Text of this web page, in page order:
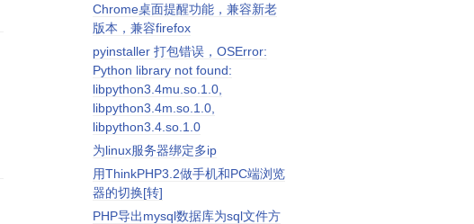
Chrome桌面提醒功能，兼容新老
版本，兼容firefox
pyinstaller 打包错误，OSError:
Python library not found:
libpython3.4mu.so.1.0,
libpython3.4m.so.1.0,
libpython3.4.so.1.0
为linux服务器绑定多ip
用ThinkPHP3.2做手机和PC端浏览
器的切换[转]
PHP导出mysql数据库为sql文件方